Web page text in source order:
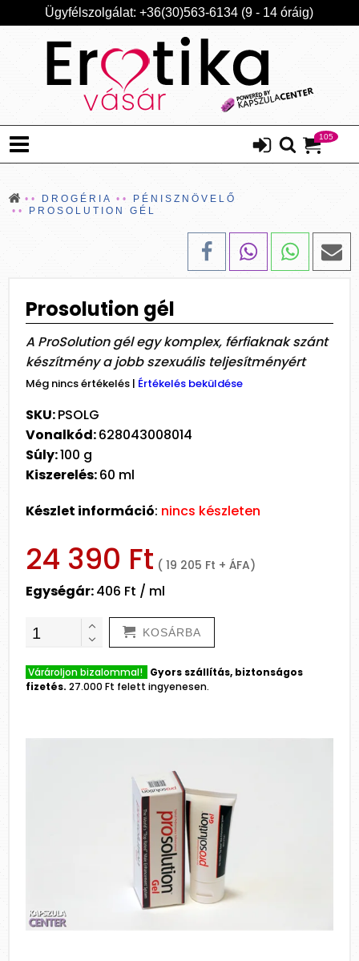
Ügyfélszolgálat: +36(30)563-6134 (9 - 14 óráig)
105
DROGÉRIA
PÉNISZNÖVELŐ
PROSOLUTION GÉL
Prosolution gél
A ProSolution gél egy komplex, férfiaknak szánt
készítmény a jobb szexuális teljesítményért
Még nincs értékelés | Értékelés beküldése
SKU:PSOLG
Vonalkód:628043008014
Súly:100 g
Kiszerelés:60 ml
Készlet információ: nincs készleten
24 390 Ft ( 19 205 Ft + ÁFA)
Egységár:406 Ft / ml
KOSÁRBA
Várároljon bizalommal! Gyors szállítás, biztonságos
fizetés. 27.000 Ft felett ingyenesen.